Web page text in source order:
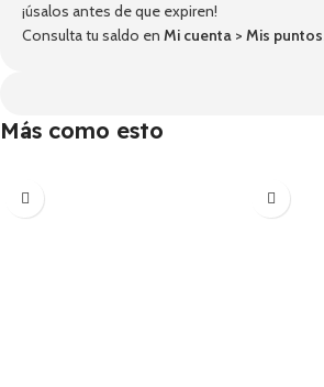
¡úsalos antes de que expiren!
Consulta tu saldo en Mi cuenta > Mis puntos
Más como esto